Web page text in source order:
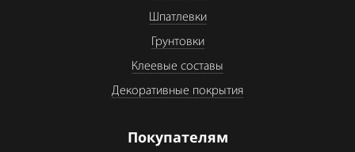
Шпатлевки
Грунтовки
Клеевые составы
Декоративные покрытия
Покупателям